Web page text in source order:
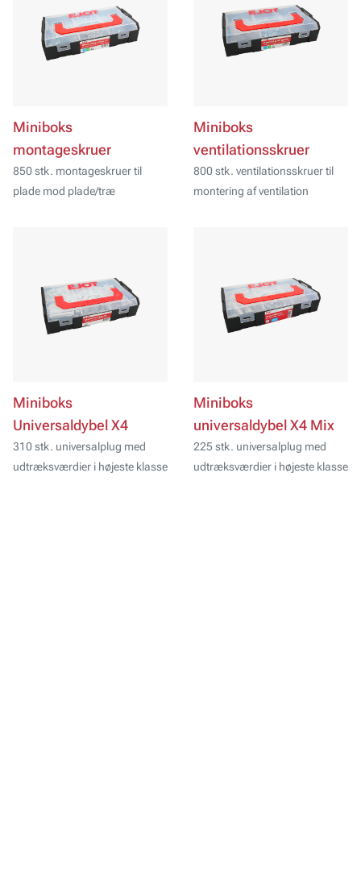
Miniboks
montageskruer
850 stk. montageskruer til
plade mod plade/træ
Miniboks
ventilationsskruer
800 stk. ventilationsskruer til
montering af ventilation
Miniboks
Universaldybel X4
310 stk. universalplug med
udtræksværdier i højeste klasse
Miniboks
universaldybel X4 Mix
225 stk. universalplug med
udtræksværdier i højeste klasse